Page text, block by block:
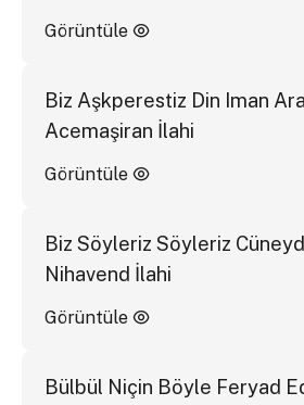
Görüntüle
Biz Aşkperestiz Din Iman
Acemaşiran İlahi
Görüntüle
Biz Söyleriz Söyleriz
Nihavend İlahi
Görüntüle
Bülbül Niçin Böyle Feryad